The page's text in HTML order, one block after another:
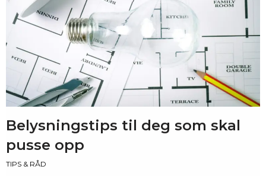
Belysningstips til deg som skal
pusse opp
TIPS & RÅD